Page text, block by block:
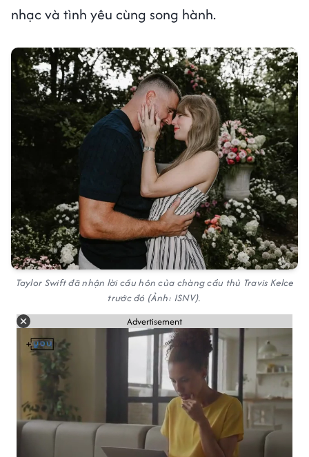
nhạc và tình yêu cùng song hành.
Taylor Swift đã nhận lời cầu hôn của chàng cầu thủ Travis Kelce
trước đó (Ảnh: ISNV).
Advertisement